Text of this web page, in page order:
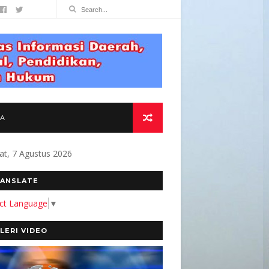
AKURAT DAN BERMANFAAT BAGI
7 Agustus 2026
Language ▼
VIDEO